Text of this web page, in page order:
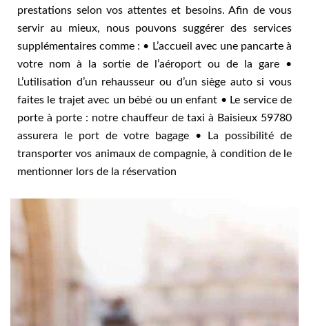
prestations selon vos attentes et besoins. Afin de vous
servir au mieux, nous pouvons suggérer des services
supplémentaires comme : • L’accueil avec une pancarte à
votre nom à la sortie de l’aéroport ou de la gare •
L’utilisation d’un rehausseur ou d’un siège auto si vous
faites le trajet avec un bébé ou un enfant • Le service de
porte à porte : notre chauffeur de taxi à Baisieux 59780
assurera le port de votre bagage • La possibilité de
transporter vos animaux de compagnie, à condition de le
mentionner lors de la réservation